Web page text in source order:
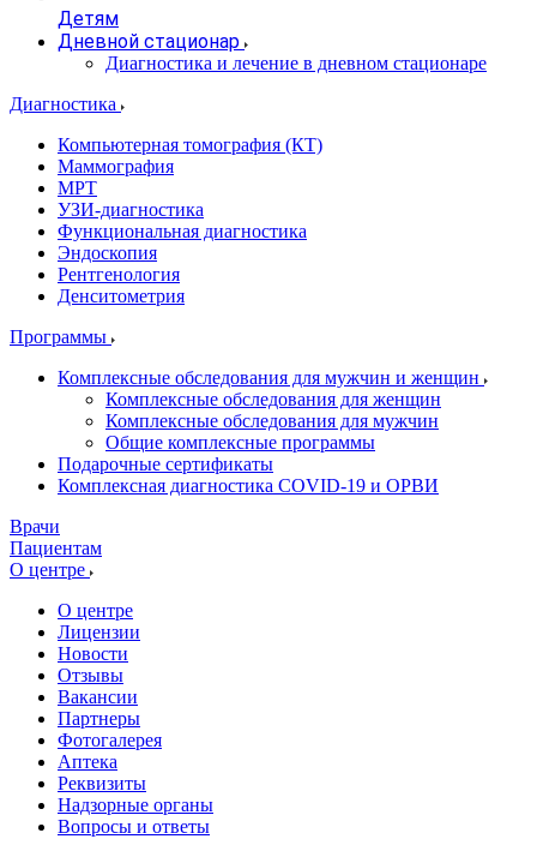
Детям
Дневной стационар
Диагностика и лечение в дневном стационаре
Диагностика
Компьютерная томография (КТ)
Маммография
МРТ
УЗИ-диагностика
Функциональная диагностика
Эндоскопия
Рентгенология
Денситометрия
Программы
Комплексные обследования для мужчин и женщин
Комплексные обследования для женщин
Комплексные обследования для мужчин
Общие комплексные программы
Подарочные сертификаты
Комплексная диагностика COVID-19 и ОРВИ
Врачи
Пациентам
О центре
О центре
Лицензии
Новости
Отзывы
Вакансии
Партнеры
Фотогалерея
Аптека
Реквизиты
Надзорные органы
Вопросы и ответы